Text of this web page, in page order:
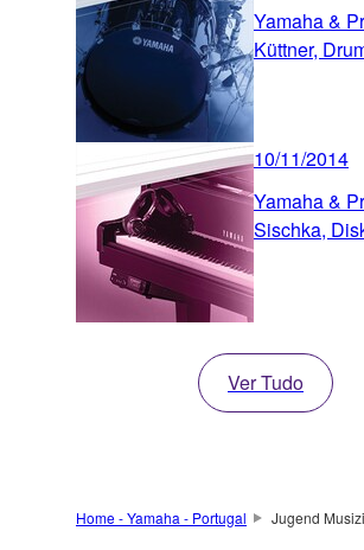
Yamaha &
Küttner,
10/11/2014
Yamaha &
Sischka,
Ver Tudo
Home - Yamaha - Portugal Jugend